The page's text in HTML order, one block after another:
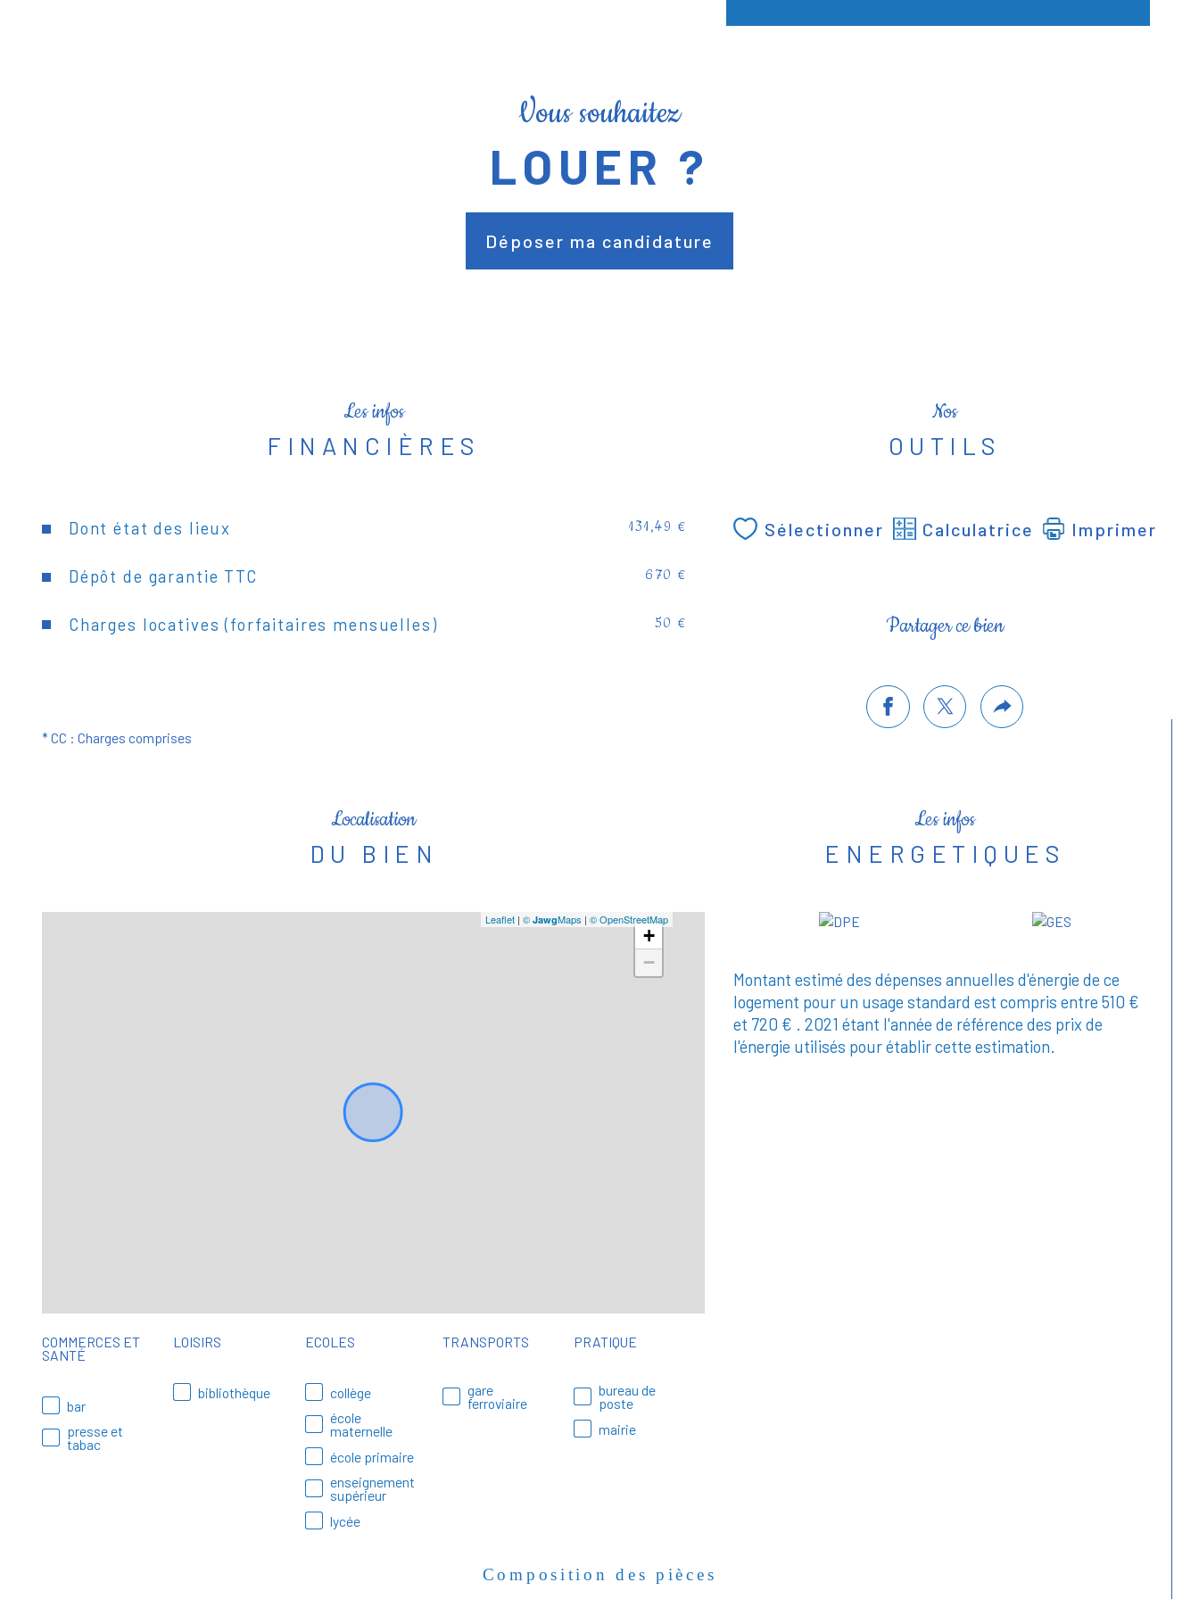
Vous souhaitez
LOUER ?
Déposer ma candidature
Les infos
FINANCIÈRES
Dont état des lieux 131,49 €
Dépôt de garantie TTC 670 €
Charges locatives (forfaitaires mensuelles) 50 €
Nos
OUTILS
Sélectionner Calculatrice Imprimer
Partager ce bien
* CC : Charges comprises
Localisation
DU BIEN
+
−
Leaflet |©JawgMaps |© OpenStreetMap
COMMERCES ET
SANTÉ
bar
presse et
tabac
LOISIRS
bibliothèque
ECOLES
collège
école
maternelle
école primaire
enseignement
supérieur
lycée
TRANSPORTS
gare
ferroviaire
PRATIQUE
bureau de
poste
mairie
Les infos
ENERGETIQUES
Montant estimé des dépenses annuelles d'énergie de ce
logement pour un usage standard est compris entre 510 €
et 720 € . 2021 étant l'année de référence des prix de
l'énergie utilisés pour établir cette estimation.
Composition des pièces